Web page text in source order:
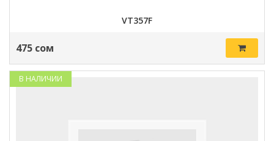
VT357F
475 сом
В НАЛИЧИИ